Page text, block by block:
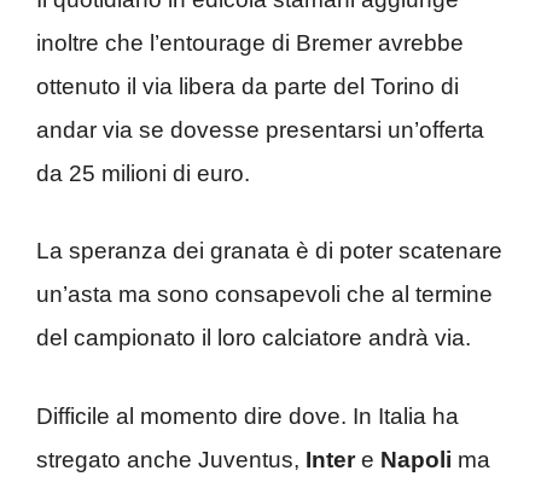
inoltre che l’entourage di Bremer avrebbe
ottenuto il via libera da parte del Torino di
andar via se dovesse presentarsi un’offerta
da 25 milioni di euro.
La speranza dei granata è di poter scatenare
un’asta ma sono consapevoli che al termine
del campionato il loro calciatore andrà via.
Difficile al momento dire dove. In Italia ha
stregato anche Juventus, Intere Napoli ma